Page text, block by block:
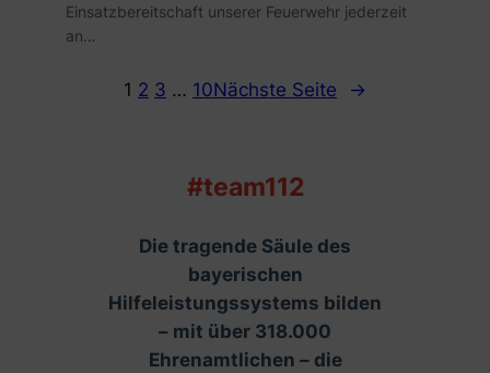
Einsatzbereitschaft unserer Feuerwehr jederzeit
an…
1 2 3 … 10Nächste Seite →
#team112
Die tragende Säule des
bayerischen
Hilfeleistungssystems bilden
– mit über 318.000
Ehrenamtlichen – die